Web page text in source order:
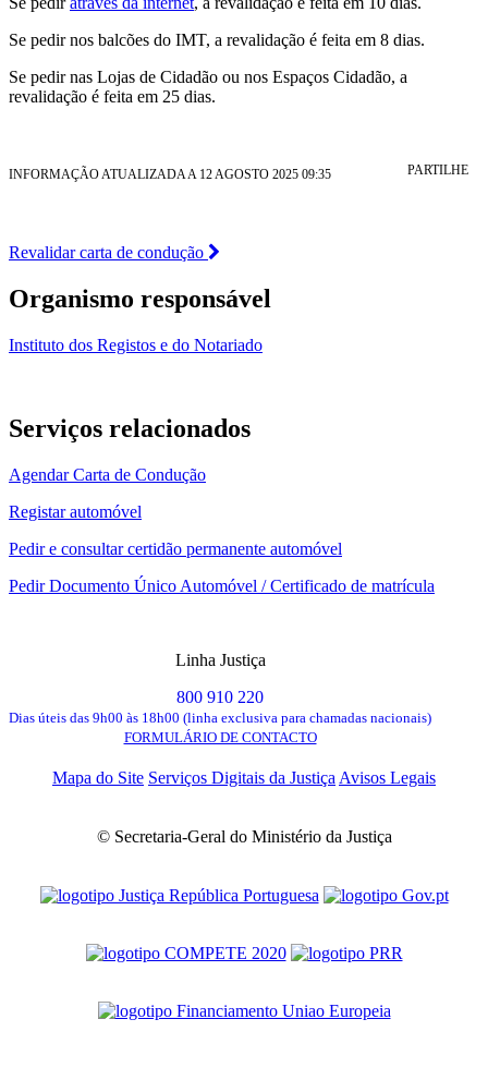
Se pedir nos balcões do IMT, a revalidação é feita em 8 dias.
Se pedir nas Lojas de Cidadão ou nos Espaços Cidadão, a
revalidação é feita em 25 dias.
INFORMAÇÃO ATUALIZADA A 12 AGOSTO 2025 09:35 PARTILHE
Revalidar carta de condução
Organismo responsável
Instituto dos Registos e do Notariado
Serviços relacionados
Agendar Carta de Condução
Registar automóvel
Pedir e consultar certidão permanente automóvel
Pedir Documento Único Automóvel / Certificado de matrícula
Linha Justiça
800 910 220
Dias úteis das 9h00 às 18h00 (linha exclusiva para chamadas nacionais)
FORMULÁRIO DE CONTACTO
Mapa do Site Serviços Digitais da Justiça Avisos Legais
© Secretaria-Geral do Ministério da Justiça